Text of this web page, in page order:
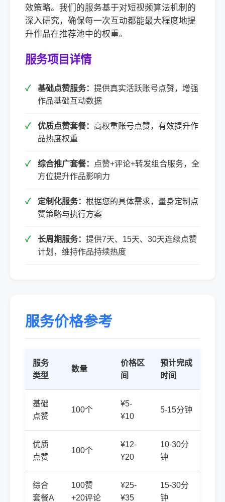
效策略。我们的服务基于对短视频算法机制的
深入研究，确保每一次互动都能最大程度地提
升作品在推荐池中的权重。
服务项目详情
基础点赞服务： 提供真实活跃账号点赞，增强
作品基础互动数据
优质点赞套餐： 高权重账号点赞，有效提升作
品热度权重
综合推广套餐：
点赞+评论+转发组合服务，全
方位提升作品影响力
定制化服务： 根据您的具体需求，量身定制点
赞策略与执行方案
长周期服务： 提供7天、15天、30天连续点赞
计划，维持作品持续热度
服务价格参考
服务
类型
数量
价格区
间
预计完成
时间
基础
点赞
100个
¥5-
¥10
5-15分钟
优质
点赞
100个
¥12-
¥20
10-30分
钟
综合
套餐A
100赞
+20评论
¥25-
¥35
15-30分
钟